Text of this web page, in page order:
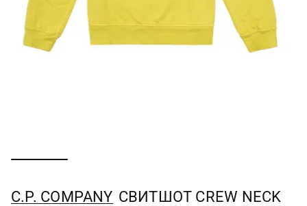
C.P. COMPANY СВИТШОТ CREW NECK